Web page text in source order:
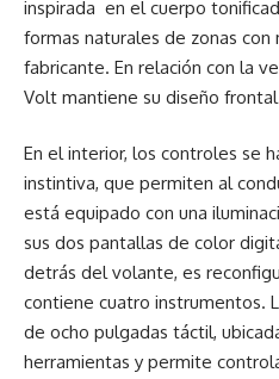
inspirada en el cuerpo
formas naturales de zonas con
fabricante. En relación con la
Volt mantiene su diseño
En el interior, los controles se
instintiva, que permiten al
está equipado con una
sus dos pantallas de color
detrás del volante, es
contiene cuatro instrumentos.
de ocho pulgadas táctil,
herramientas y permite